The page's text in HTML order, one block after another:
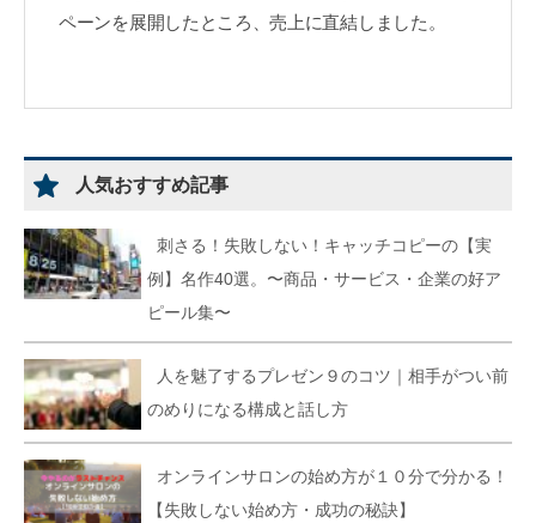
ペーンを展開したところ、売上に直結しました。
人気おすすめ記事
刺さる！失敗しない！キャッチコピーの【実
例】名作40選。〜商品・サービス・企業の好ア
ピール集〜
人を魅了するプレゼン９のコツ｜相手がつい前
のめりになる構成と話し方
オンラインサロンの始め方が１０分で分かる！
【失敗しない始め方・成功の秘訣】